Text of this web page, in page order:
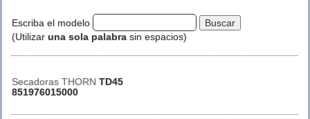
Escriba el modelo
(Utilizar una sola palabra sin espacios)
Secadoras THORN TD45
851976015000